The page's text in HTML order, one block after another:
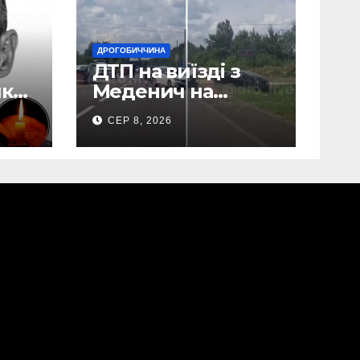
ДРОГОБИЧЧИНА
ДТП на виїзді з
Меденич на
Дрогобиччині
(Відео)
СЕР 8, 2026